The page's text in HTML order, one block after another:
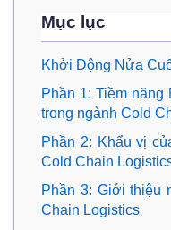
Mục lục
Khởi Động Nửa
Phần 1: Tiềm năng
trong ngành Cold
Phần 2: Khẩu vị
Cold Chain
Phần 3: Giới thiệu
Chain Logistics